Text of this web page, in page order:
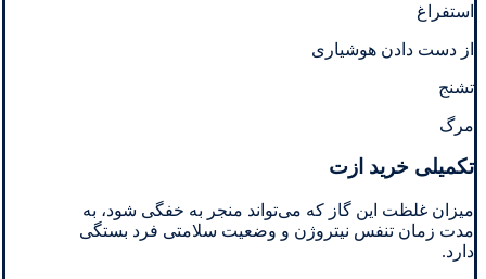
استفراغ
از دست دادن هوشیاری
تشنج
مرگ
تکمیلی خرید ازت
میزان غلظت این گاز که می‌تواند منجر به خفگی شود، به
مدت زمان تنفس نیتروژن و وضعیت سلامتی فرد بستگی
دارد.